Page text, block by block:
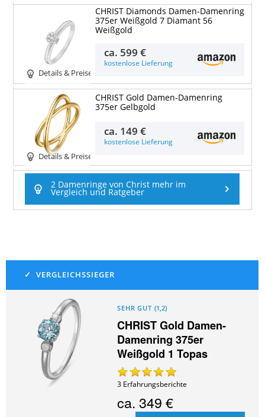
Details & Preise
CHRIST Diamonds Damen-Damenring
375er Weißgold 7 Diamant 56
Weißgold
ca. 599 €
kostenlose Lieferung
Details & Preise
CHRIST Gold Damen-Damenring
375er Gelbgold
ca. 149 €
kostenlose Lieferung
2 Damenringe von Christ mehr im
Vergleich und Ratgeber
SEHR GUT (1,2)
CHRIST Gold Damen-
Damenring 375er
Weißgold 1 Topas
3 Erfahrungsberichte
ca.349 €